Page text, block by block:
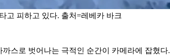
고 피하고 있다. 출처=레베카 바크
스로 벗어나는 극적인 순간이 카메라에 잡혔다.